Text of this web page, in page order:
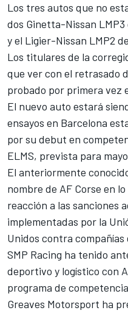
Los tres autos que no
dos Ginetta-Nissan
y el Ligier-Nissan LMP2
Los titulares de la
que ver con el retrasado
probado por primera vez
El nuevo auto estará
ensayos en Barcelona
por su debut en
ELMS, prevista para
El anteriormente
nombre de AF Corse en
reacción a las sanciones
implementadas por la
Unidos contra
SMP Racing ha tenido
deportivo y logístico con
programa de
Greaves Motorsport ha